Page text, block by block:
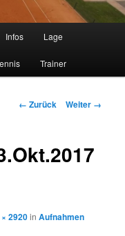
Infos Lage
Trainer
Bilder-
← Zurück Weiter →
2920inAufnahmen